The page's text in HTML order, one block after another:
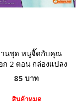
นชุด หนูจี๊ดกับคุณ
ก 2 ตอน กล่องแปลง
กาย
85 บาท
สินค้าหมด